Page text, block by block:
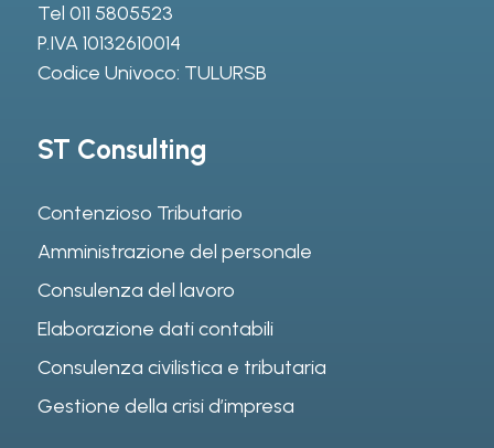
Tel 011 5805523
P.IVA 10132610014
Codice Univoco: TULURSB
ST Consulting
Contenzioso Tributario
Amministrazione del personale
Consulenza del lavoro
Elaborazione dati contabili
Consulenza civilistica e tributaria
Gestione della crisi d’impresa